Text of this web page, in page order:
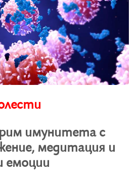
имунитета с
медитация и
емоции